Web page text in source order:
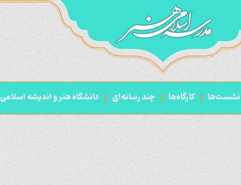
نشست‌ها کارگاه‌ها چند رسانه‌ای دانشگاه هنر و اندیشه اسلامی